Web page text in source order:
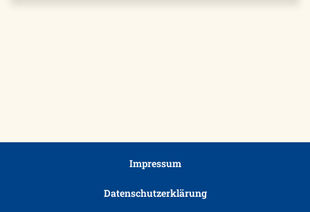
Impressum
Datenschutzerklärung